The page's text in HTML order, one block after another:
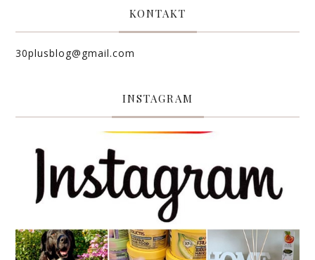
KONTAKT
30plusblog@gmail.com
INSTAGRAM